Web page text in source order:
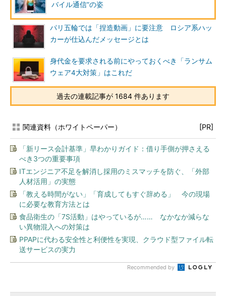
バイル通信”の姿
パリ五輪では「捏造動画」に要注意 ロシア系ハッ
カーが仕込んだメッセージとは
身代金を要求される前にやっておくべき「ランサム
ウェア4大対策」はこれだ
過去の連載記事が 1684 件あります
関連資料（ホワイトペーパー） [PR]
「新リース会計基準」早わかりガイド：借り手側が押さえる
べき3つの重要事項
ITエンジニア不足を解消し採用のミスマッチを防ぐ、「外部
人材活用」の実態
「教える時間がない」「育成してもすぐ辞める」 今の現場
に必要な教育方法とは
食品衛生の「7S活動」はやっているが…… なかなか減らな
い異物混入への対策は
PPAPに代わる安全性と利便性を実現、クラウド型ファイル転
送サービスの実力
Recommended by